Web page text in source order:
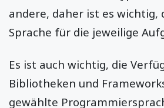
andere, daher ist es wichtig,
Sprache für die jeweilige
Es ist auch wichtig, die
Bibliotheken und
gewählte